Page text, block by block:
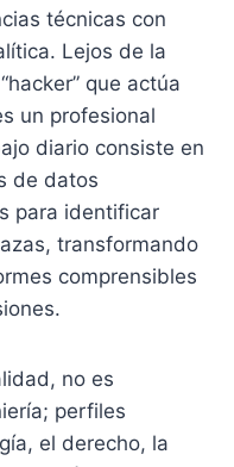
técnicas con
Lejos de la
que actúa
un profesional
diario consiste en
de datos
para identificar
transformando
comprensibles
no es
perfiles
el derecho, la